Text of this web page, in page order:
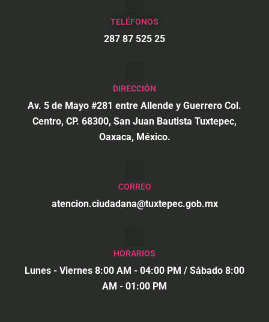
TELÉFONOS
287 87 525 25
DIRECCIÓN
Av. 5 de Mayo #281 entre Allende y Guerrero Col.
Centro, CP. 68300, San Juan Bautista Tuxtepec,
Oaxaca, México.
CORREO
atencion.ciudadana@tuxtepec.gob.mx
HORARIOS
Lunes - Viernes 8:00 AM - 04:00 PM / Sábado 8:00
AM - 01:00 PM